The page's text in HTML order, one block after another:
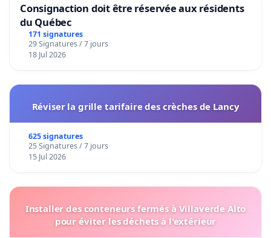
Consignaction doit être réservée aux résidents
du Québec
171 signatures
29 Signatures / 7 jours
18 Jul 2026
Réviser la grille tarifaire des crèches de Lancy
625 signatures
25 Signatures / 7 jours
15 Jul 2026
Installer des conteneurs fermés à Villaverde Alto
pour éviter les déchets à l'extérieur